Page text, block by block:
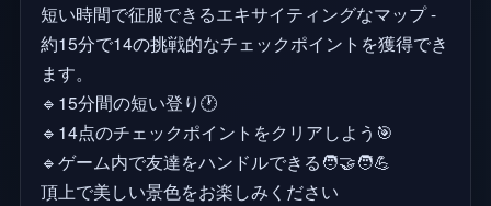
短い時間で征服できるエキサイティングなマップ -
約15分で14の挑戦的なチェックポイントを獲得でき
ます。
🔹15分間の短い登り🕐
🔹14点のチェックポイントをクリアしよう🎯
🔹ゲーム内で友達をハンドルできる🧑‍🤝‍🧑💪
頂上で美しい景色をお楽しみください